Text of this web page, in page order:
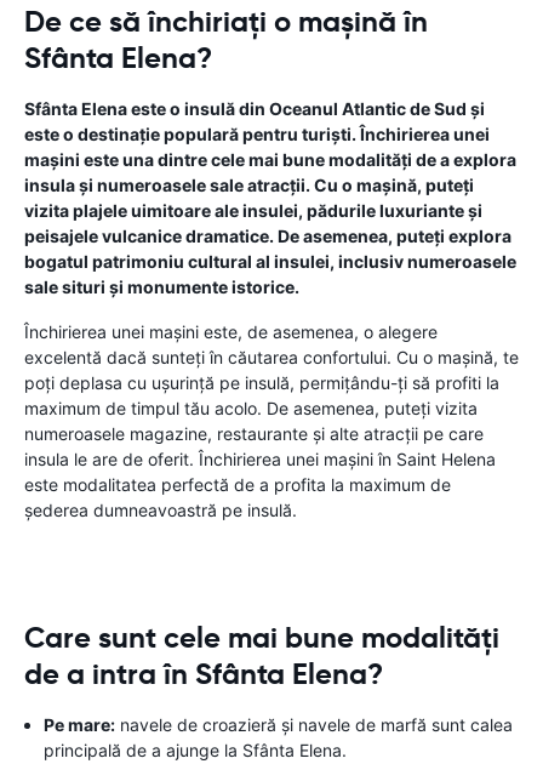
De ce să închiriați o mașină în
Sfânta Elena?
Sfânta Elena este o insulă din Oceanul Atlantic de Sud și
este o destinație populară pentru turiști. Închirierea unei
mașini este una dintre cele mai bune modalități de a explora
insula și numeroasele sale atracții. Cu o mașină, puteți
vizita plajele uimitoare ale insulei, pădurile luxuriante și
peisajele vulcanice dramatice. De asemenea, puteți explora
bogatul patrimoniu cultural al insulei, inclusiv numeroasele
sale situri și monumente istorice.
Închirierea unei mașini este, de asemenea, o alegere
excelentă dacă sunteți în căutarea confortului. Cu o mașină, te
poți deplasa cu ușurință pe insulă, permițându-ți să profiti la
maximum de timpul tău acolo. De asemenea, puteți vizita
numeroasele magazine, restaurante și alte atracții pe care
insula le are de oferit. Închirierea unei mașini în Saint Helena
este modalitatea perfectă de a profita la maximum de
șederea dumneavoastră pe insulă.
Care sunt cele mai bune modalități
de a intra în Sfânta Elena?
Pe mare: navele de croazieră și navele de marfă sunt calea
principală de a ajunge la Sfânta Elena.